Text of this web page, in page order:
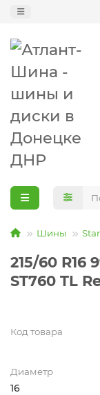
Шины
215/60 R16
ST760 TL
Код товара
Диаметр
16